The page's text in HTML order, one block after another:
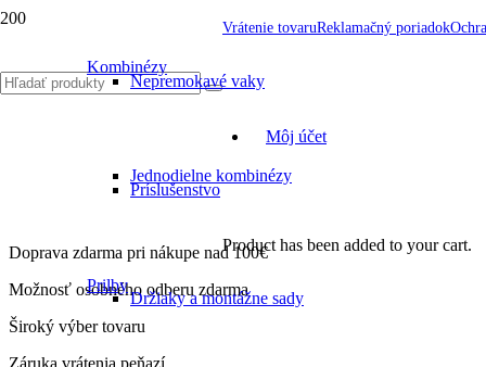
Vrátenie tovaruReklamačný poriadok
Môj účet
Product has been added to your cart.
Kombinézy
Jednodielne kombinézy
Prilby
Nepremokavé vaky
Príslušenstvo
Držiaky a montážne sady
Doprava zdarma pri nákupe nad 100€
Možnosť osobného odberu zdarma
Široký výber tovaru
Záruka vrátenia peňazí